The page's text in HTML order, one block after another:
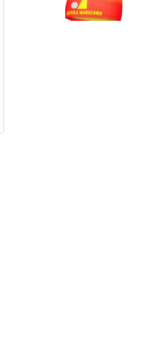
można wybrać na stronie produktu
produkt ma wiele wariantów. Opcje